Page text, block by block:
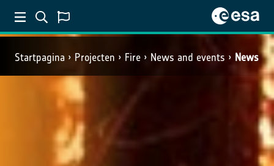
Startpagina Projecten Fire News and events News